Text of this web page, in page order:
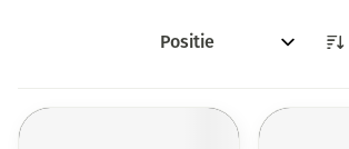
Sorteer op: